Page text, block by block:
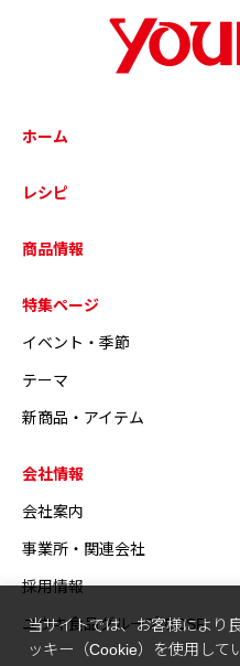
ホーム
レシピ
商品情報
特集ページ
イベント・季節
テーマ
新商品・アイテム
会社情報
会社案内
事業所・関連会社
採用情報
ユウキ食品グループのCSR
当サイトでは、お客様により
ッキー（Cookie）を使用して